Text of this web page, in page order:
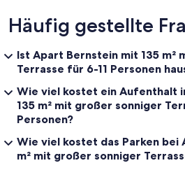
Häufig gestellte
Ist Apart Bernstein mit 135 m²
Terrasse für 6-11 Personen
Wie viel kostet ein Aufenthalt
135 m² mit großer sonniger
Personen?
Wie viel kostet das Parken bei
m² mit großer sonniger